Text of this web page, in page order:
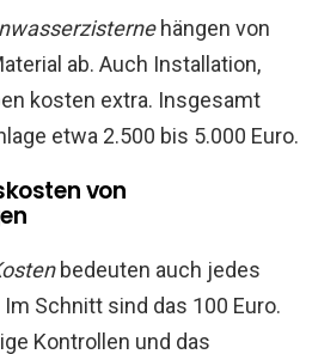
hängen von
ab. Auch Installation,
kosten extra. Insgesamt
etwa 2.500 bis 5.000 Euro.
von
bedeuten auch jedes
Schnitt sind das 100 Euro.
Kontrollen und das